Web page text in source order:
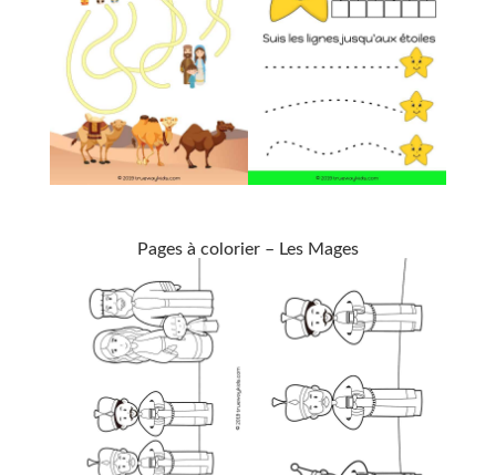
Pages à colorier – Les Mages